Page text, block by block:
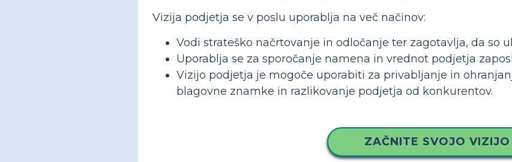
Vizija podjetja se v poslu uporablja na več načinov:
Vodi strateško načrtovanje in odločanje ter zagotavlja, da so
Uporablja se za sporočanje namena in vrednot podjetja
Vizijo podjetja je mogoče uporabiti za privabljanje in
blagovne znamke in razlikovanje podjetja od konkurentov.
ZAČNITE SVOJO